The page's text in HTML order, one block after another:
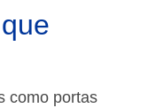
como portas